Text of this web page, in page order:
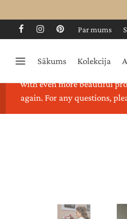
Par mums
Sākums Kolekcija
Thank you for visiting our
with even more beautiful
again. For any questions,